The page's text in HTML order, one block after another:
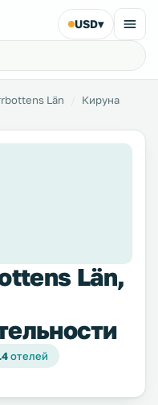
USD▾
Län
Кируна
Län,
отелей